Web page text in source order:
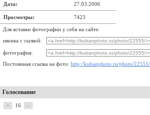
Дата: 27.03.2006
Просмотры: 7423
Для вставки фотографии у себя на сайте:
иконка с сылкой:
фотография:
Постоянная ссылка на фото: http://kubanphoto.ru/photo/22555/
Голосование
+ 16 –